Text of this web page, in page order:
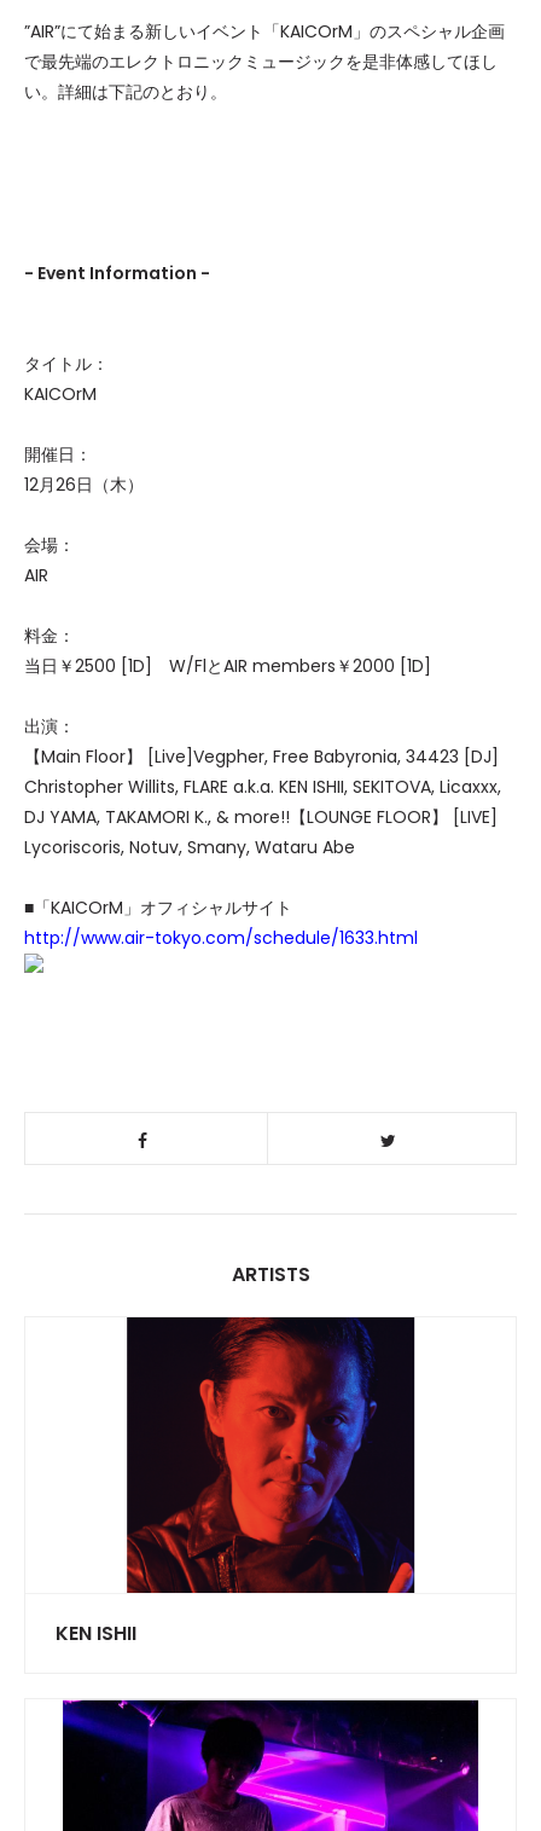
”AIR”にて始まる新しいイベント「KAICOrM」のスペシャル企画
で最先端のエレクトロニックミュージックを是非体感してほし
い。詳細は下記のとおり。
- Event Information -
タイトル：
KAICOrM
開催日：
12月26日（木）
会場：
AIR
料金：
当日￥2500 [1D] W/FlとAIR members￥2000 [1D]
出演：
【Main Floor】 [Live]Vegpher, Free Babyronia, 34423 [DJ]
Christopher Willits, FLARE a.k.a. KEN ISHII, SEKITOVA, Licaxxx,
DJ YAMA, TAKAMORI K., & more!!【LOUNGE FLOOR】 [LIVE]
Lycoriscoris, Notuv, Smany, Wataru Abe
■「KAICOrM」オフィシャルサイト
http://www.air-tokyo.com/schedule/1633.html
ARTISTS
KEN ISHII